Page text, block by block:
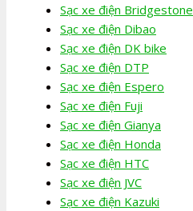
Sạc xe điện Bridgestone
Sạc xe điện Dibao
Sạc xe điện DK bike
Sạc xe điện DTP
Sạc xe điện Espero
Sạc xe điện Fuji
Sạc xe điện Gianya
Sạc xe điện Honda
Sạc xe điện HTC
Sạc xe điện JVC
Sạc xe điện Kazuki